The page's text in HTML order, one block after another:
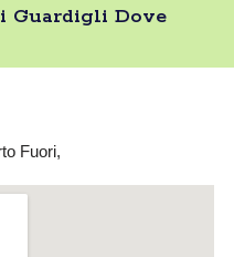
Guardigli Dove
Fuori,